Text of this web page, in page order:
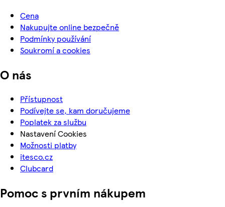
Cena
Nakupujte online bezpečně
Podmínky používání
Soukromí a cookies
O nás
Přístupnost
Podívejte se, kam doručujeme
Poplatek za službu
Nastavení Cookies
Možnosti platby
itesco.cz
Clubcard
Pomoc s prvním nákupem